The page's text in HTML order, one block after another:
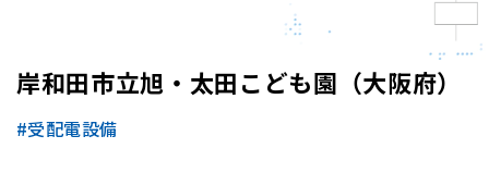
岸和田市立旭・太田こども園（大阪府）
#受配電設備